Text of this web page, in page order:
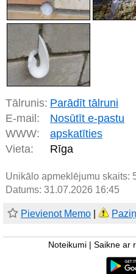
Tālrunis: Parādīt tālruni
E-mail:
Nosūtīt e-pastu
WWW:
apskatīties
Vieta:
Rīga
Unikālo apmeklējumu skaits:
Datums: 31.07.2026 16:45
Pievienot Memo
Noteikumi Saikne ar